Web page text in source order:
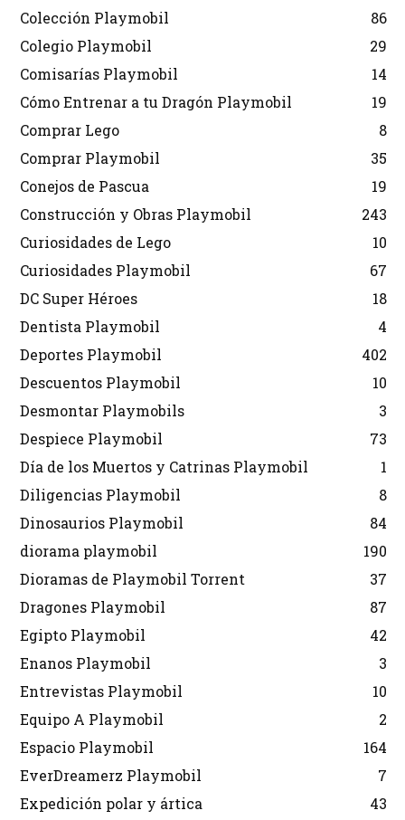
Colección Playmobil
86
Colegio Playmobil
29
Comisarías Playmobil
14
Cómo Entrenar a tu Dragón Playmobil
19
Comprar Lego
8
Comprar Playmobil
35
Conejos de Pascua
19
Construcción y Obras Playmobil
243
Curiosidades de Lego
10
Curiosidades Playmobil
67
DC Super Héroes
18
Dentista Playmobil
4
Deportes Playmobil
402
Descuentos Playmobil
10
Desmontar Playmobils
3
Despiece Playmobil
73
Día de los Muertos y Catrinas Playmobil
1
Diligencias Playmobil
8
Dinosaurios Playmobil
84
diorama playmobil
190
Dioramas de Playmobil Torrent
37
Dragones Playmobil
87
Egipto Playmobil
42
Enanos Playmobil
3
Entrevistas Playmobil
10
Equipo A Playmobil
2
Espacio Playmobil
164
EverDreamerz Playmobil
7
Expedición polar y ártica
43